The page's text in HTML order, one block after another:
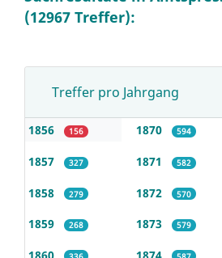
(12967 Treffer):
Treffer pro Jahrgang
1856 156
1857 327
1858 279
1859 268
1870 594
1871 582
1872 570
1873 579